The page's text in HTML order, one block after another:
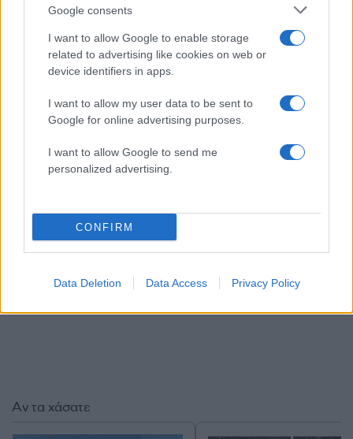
Google consents
I want to allow Google to enable storage
related to advertising like cookies on web or
device identifiers in apps.
I want to allow my user data to be sent to
Google for online advertising purposes.
I want to allow Google to send me
personalized advertising.
CONFIRM
Data Deletion Data Access Privacy Policy
διαπραγματεύσεων, όταν ο Φρανσουά Ολάντ
επιχείρησε προσωπικά να συμβάλει στην
εξεύρεση λύσης. «Δεν υπάρχει άλλη φορά»,
φέρεται να είπε στον Αλέξη Τσίπρα,
αποτυπώνοντας την αίσθηση ότι
η Ευρώπη και η
Ελλάδα είχαν φτάσει στο τελευταίο σημείο
ΔΙΑΦΗΜΙΣΗ
Αν τα χάσατε